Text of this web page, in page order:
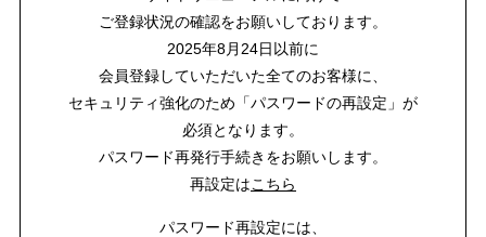
ご登録状況の確認をお願いしております。
2025年8月24日以前に
会員登録していただいた全てのお客様に、
セキュリティ強化のため「パスワードの再設定」が
必須となります。
パスワード再発行手続きをお願いします。
再設定はこちら
パスワード再設定には、